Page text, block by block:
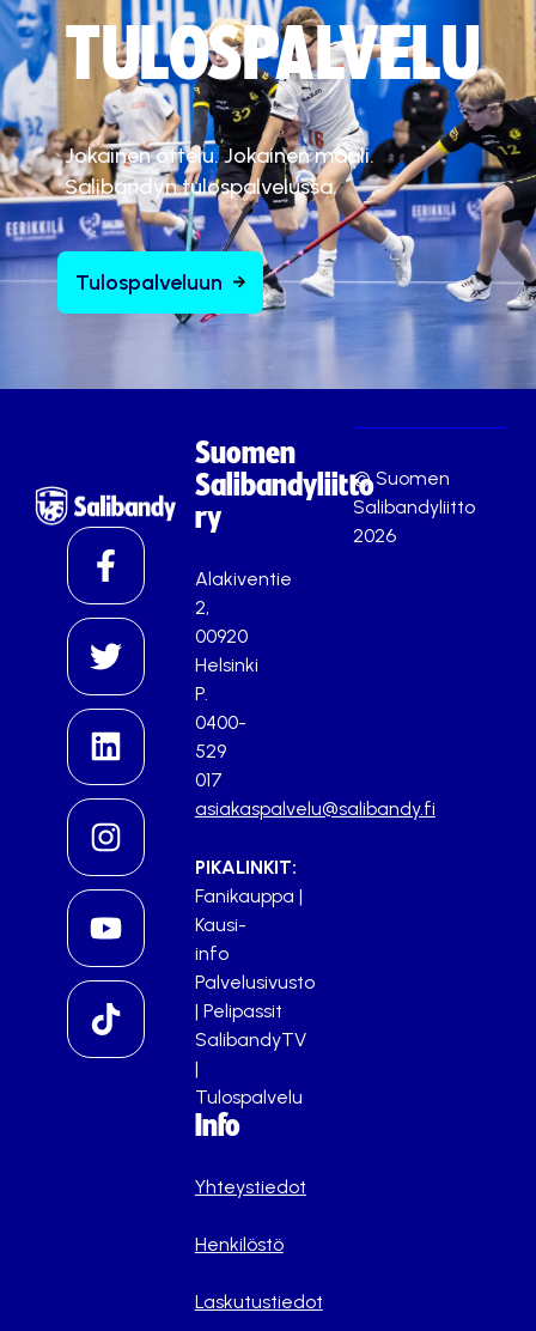
TULOSPALVELU
Jokainen ottelu. Jokainen maali.
Salibandyn tulospalvelussa.
Tulospalveluun
Suomen
Salibandyliitto
ry
Alakiventie
2,
00920
Helsinki
P.
0400-
529
017
asiakaspalvelu@salibandy.fi
PIKALINKIT:
Fanikauppa |
Kausi-
info
Palvelusivusto
| Pelipassit
SalibandyTV
|
Tulospalvelu
Info
Yhteystiedot
Henkilöstö
Laskutustiedot
© Suomen
Salibandyliitto
2026